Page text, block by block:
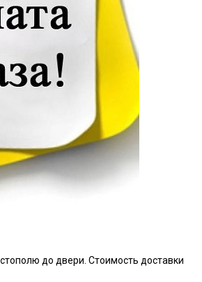
до двери. Стоимость доставки